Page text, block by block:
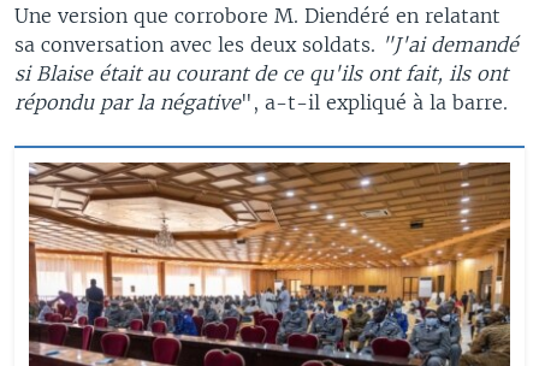
Une version que corrobore M. Diendéré en relatant
sa conversation avec les deux soldats. "J'ai demandé
si Blaise était au courant de ce qu'ils ont fait, ils ont
répondu par la négative", a-t-il expliqué à la barre.